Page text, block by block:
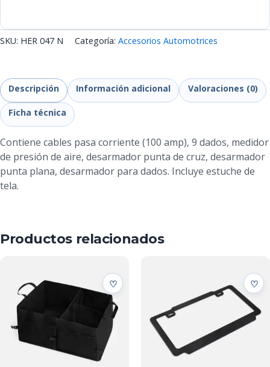
SKU: HER 047 N Categoría: Accesorios Automotrices
Descripción Información adicional Valoraciones (0)
Ficha técnica
Contiene cables pasa corriente (100 amp), 9 dados, medidor
de presión de aire, desarmador punta de cruz, desarmador
punta plana, desarmador para dados. Incluye estuche de
tela.
Productos relacionados